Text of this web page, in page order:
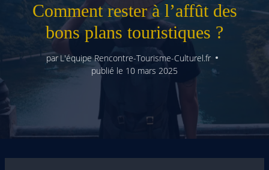
Comment rester à l’affût des
bons plans touristiques ?
par L'équipe Rencontre-Tourisme-Culturel.fr
publié le 10 mars 2025